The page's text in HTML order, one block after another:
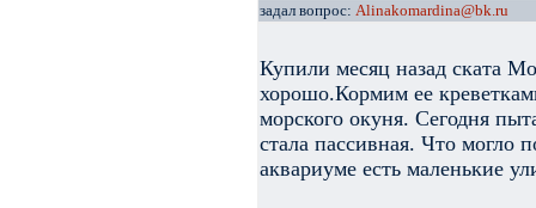
задал вопрос: Alinakomardina@bk.ru
Купили месяц назад ската
хорошо.Кормим ее
морского окуня. Сегодня
стала пассивная. Что могло
аквариуме есть маленькие